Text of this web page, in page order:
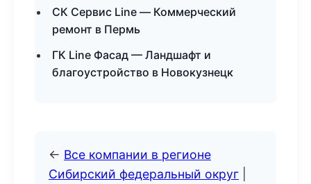
СК Сервис Line — Коммерческий
ремонт в Пермь
ГК Line Фасад — Ландшафт и
благоустройство в Новокузнецк
← Все компании в регионе
Сибирский федеральный округ